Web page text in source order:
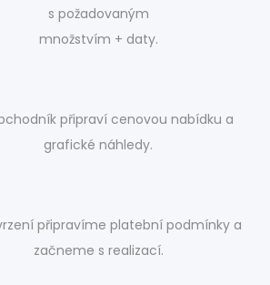
s požadovaným
množstvím + daty.
připraví cenovou nabídku a
grafické náhledy.
připravíme platební podmínky a
začneme s realizací.